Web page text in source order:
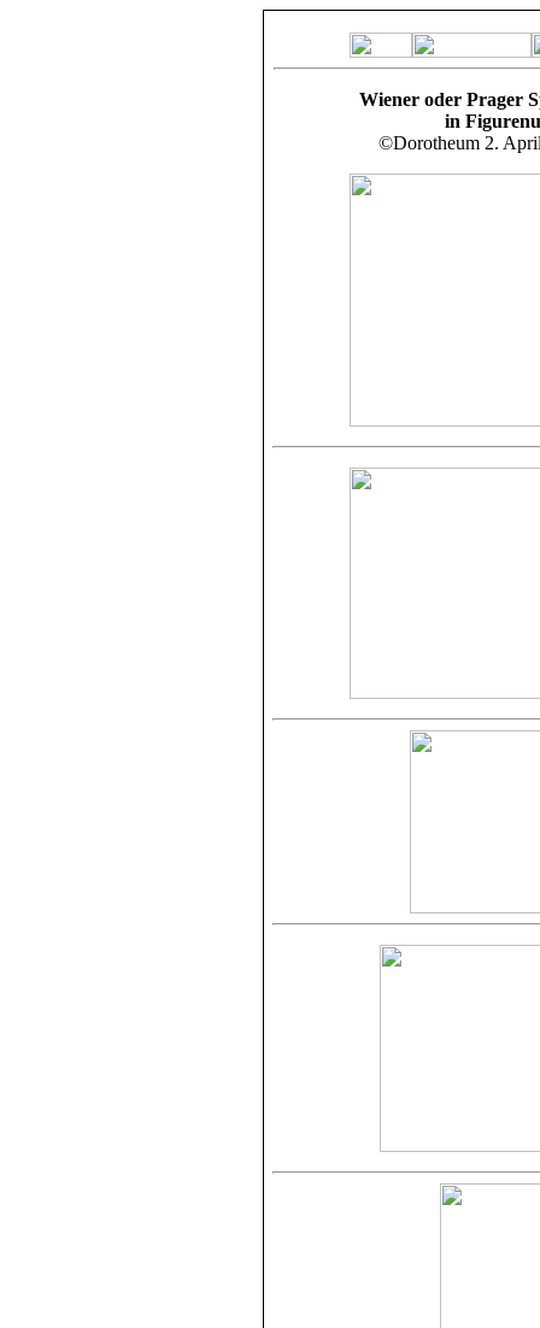
Wiener oder Prager
in
©Dorotheum 2.